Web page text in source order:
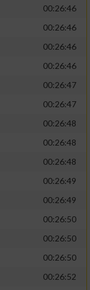
00:26:46
00:26:46
00:26:46
00:26:46
00:26:47
00:26:47
00:26:48
00:26:48
00:26:48
00:26:49
00:26:49
00:26:50
00:26:50
00:26:50
00:26:52